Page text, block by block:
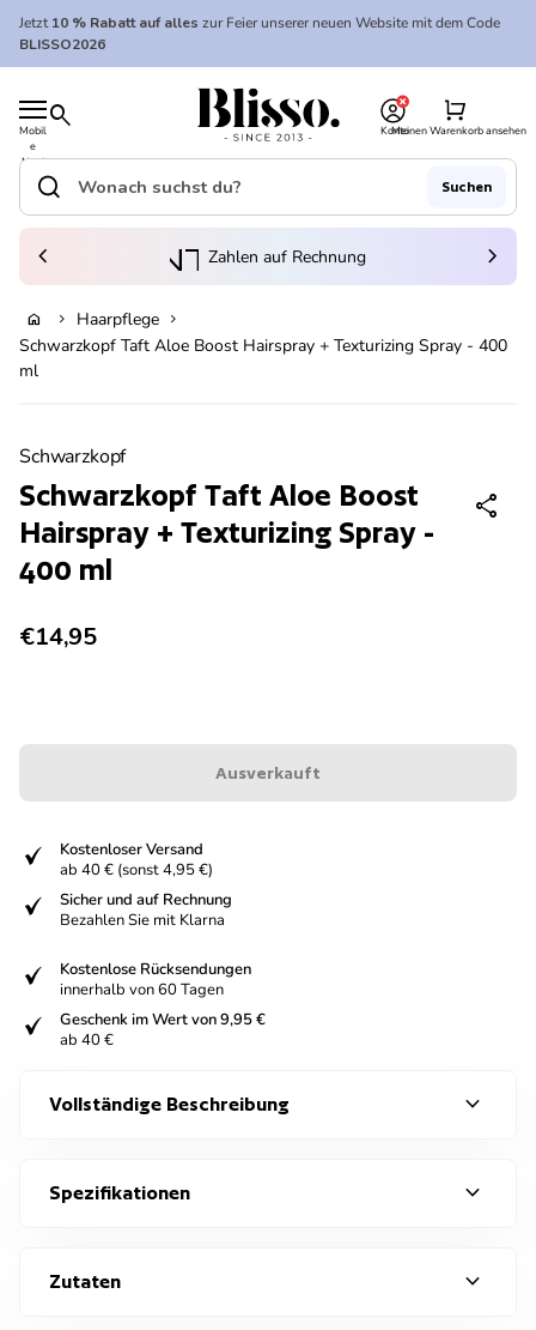
Zum Inhalt springen
Jetzt10 % Rabatt auf alles zur Feier unserer neuen Website mit dem Code
BLISSO2026
Mobil
e
Navi
gatio
search
Startseite
Konto
Meinen Warenkorb ansehen
shopping_cart
Startseite
Suche"
search Suchen
(Link öffnet in neuem Tab/Fenster)
Zahlen auf Rechnung
chevron_left chevron_right
home chevron_right Haarpflege chevron_right
Schwarzkopf Taft Aloe Boost Hairspray + Texturizing Spray - 400
ml
Schwarzkopf
Schwarzkopf Taft Aloe Boost
Hairspray + Texturizing Spray -
400 ml
share
Regulärer Preis
€14,95
Ausverkauft
Kostenloser Versand
ab 40 € (sonst 4,95 €)
Sicher und auf Rechnung
Bezahlen Sie mit Klarna
Kostenlose Rücksendungen
innerhalb von 60 Tagen
Geschenk im Wert von 9,95 €
ab 40 €
Vollständige Beschreibung expand_more
Spezifikationen expand_more
Zutaten expand_more